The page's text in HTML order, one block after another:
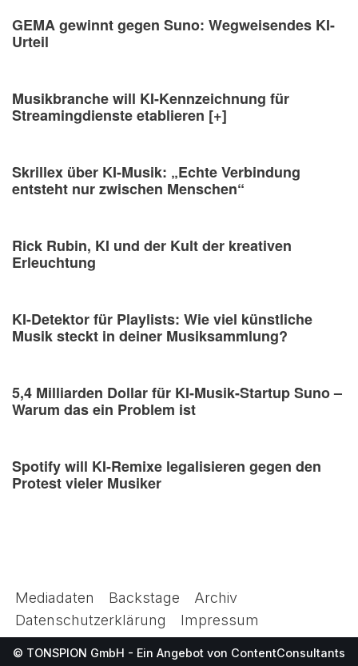
GEMA gewinnt gegen Suno: Wegweisendes KI-
Urteil
Musikbranche will KI-Kennzeichnung für
Streamingdienste etablieren [+]
Skrillex über KI-Musik: „Echte Verbindung
entsteht nur zwischen Menschen“
Rick Rubin, KI und der Kult der kreativen
Erleuchtung
KI-Detektor für Playlists: Wie viel künstliche
Musik steckt in deiner Musiksammlung?
5,4 Milliarden Dollar für KI-Musik-Startup Suno –
Warum das ein Problem ist
Spotify will KI-Remixe legalisieren gegen den
Protest vieler Musiker
Mediadaten Backstage
Archiv
Datenschutzerklärung
Impressum
© TONSPION GmbH - Ein Angebot von ContentConsultants